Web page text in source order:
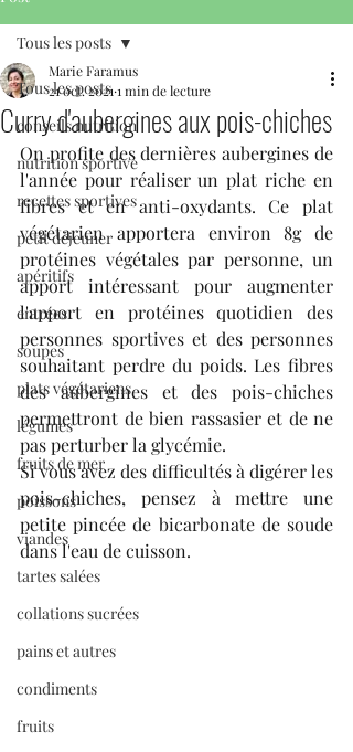
Tous les posts
conseils nutrition
nutrition sportive
recettes sportives
petit déjeuner
apéritifs
entrées
soupes
plats végétariens
légumes
fruits de mer
poissons
viandes
tartes salées
collations sucrées
pains et autres
condiments
fruits
Tous les posts
Curry d'aubergines aux pois-chiches
Marie Faramus
21 oct. 2021 1 min de lecture
On profite des dernières aubergines de
l'année pour réaliser un plat riche en
fibres et en anti-oxydants. Ce plat
végétarien apportera environ 8g de
protéines végétales par personne, un
apport intéressant pour augmenter
l'apport en protéines quotidien des
personnes sportives et des personnes
souhaitant perdre du poids. Les fibres
des aubergines et des pois-chiches
permettront de bien rassasier et de ne
pas perturber la glycémie.
Si vous avez des difficultés à digérer les
pois-chiches, pensez à mettre une
petite pincée de bicarbonate de soude
dans l'eau de cuisson.